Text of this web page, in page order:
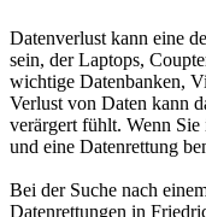
Datenverlust kann eine
sein, der Laptops,
wichtige Datenbanken,
Verlust von Daten kann
verärgert fühlt. Wenn
und eine Datenrettung
Bei der Suche nach
Datenrettungen in